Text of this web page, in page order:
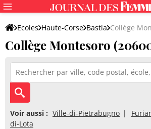
Ecoles Haute-Corse Bastia Collège
Collège Montesoro
Voir aussi : Ville-di-Pietrabugno
di-Lota